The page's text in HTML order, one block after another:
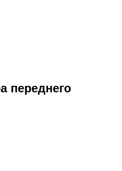
переднего